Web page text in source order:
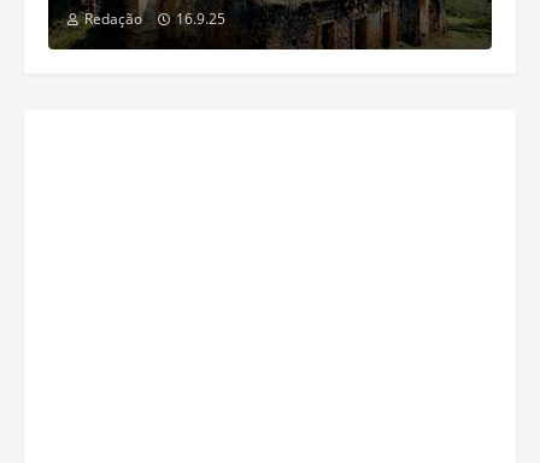
Redação 16.9.25